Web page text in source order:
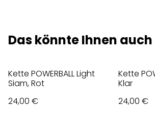
Das könnte Ihnen
Kette POWERBALL Light
Siam, Rot
24,00 €
Kette
Klar
24,00 €